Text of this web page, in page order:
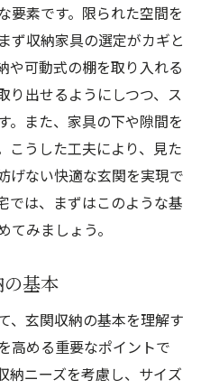
要素です。限られた空間を
ず収納家具の選定がカギと
や可動式の棚を取り入れる
り出せるようにしつつ、ス
。また、家具の下や隙間を
こうした工夫により、見た
げない快適な玄関を実現で
では、まずはこのような基
みましょう。
基本
、玄関収納の基本を理解す
高める重要なポイントで
納ニーズを考慮し、サイズ